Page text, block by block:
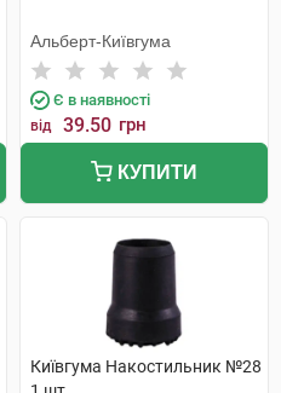
Альберт-Київгума
Є в наявності
від 39.50 грн
КУПИТИ
Київгума Накостильник №28